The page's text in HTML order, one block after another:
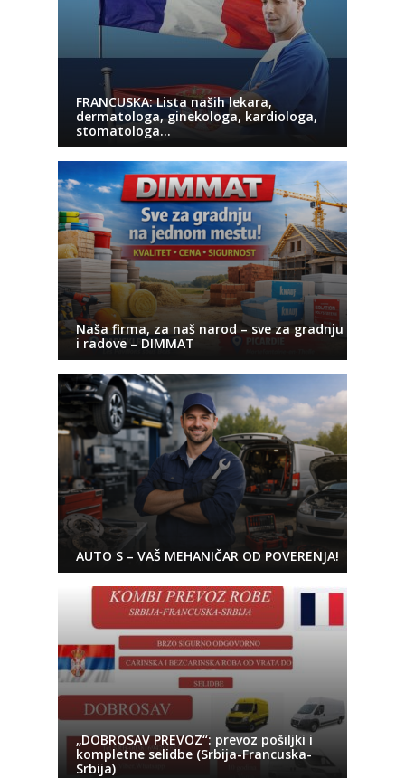
FRANCUSKA: Lista naših lekara,
dermatologa, ginekologa, kardiologa,
stomatologa…
Naša firma, za naš narod – sve za gradnju
i radove – DIMMAT
AUTO S – VAŠ MEHANIČAR OD POVERENJA!
„DOBROSAV PREVOZ“: prevoz pošiljki i
kompletne selidbe (Srbija-Francuska-
Srbija)